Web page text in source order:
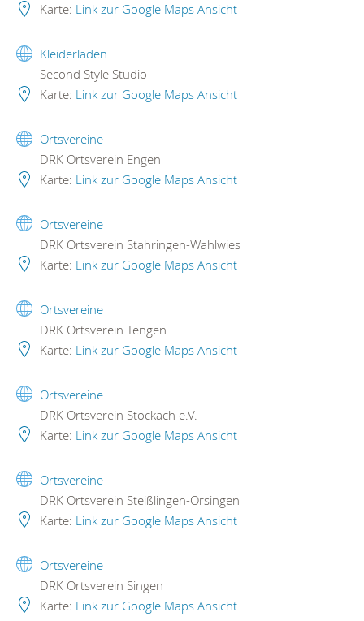
Karte: Link zur Google Maps Ansicht
Kleiderläden
Second Style Studio
Karte: Link zur Google Maps Ansicht
Ortsvereine
DRK Ortsverein Engen
Karte: Link zur Google Maps Ansicht
Ortsvereine
DRK Ortsverein Stahringen-Wahlwies
Karte: Link zur Google Maps Ansicht
Ortsvereine
DRK Ortsverein Tengen
Karte: Link zur Google Maps Ansicht
Ortsvereine
DRK Ortsverein Stockach e.V.
Karte: Link zur Google Maps Ansicht
Ortsvereine
DRK Ortsverein Steißlingen-Orsingen
Karte: Link zur Google Maps Ansicht
Ortsvereine
DRK Ortsverein Singen
Karte: Link zur Google Maps Ansicht